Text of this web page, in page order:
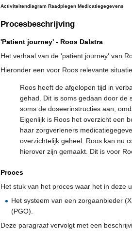
Activiteitendiagram Raadplegen Medicatiegegevens
Procesbeschrijving
'Patient journey' - Roos Dalstra
Het verhaal van de 'patient journey' van
Hieronder een voor Roos relevante
Roos heeft de afgelopen tijd in
gehad. Dit is soms gedaan door de
soms de doseerinstructies aan,
Eigenlijk is Roos het overzicht een
haar zorgverleners
overzichtelijk geheel. Roos kan nu
hierover zijn gemaakt. Dit is voor
Proces
Het stuk van het proces waar het in deze
Het systeem van een zorgaanbieder
(PGO).
Deze paragraaf vervolgt met een